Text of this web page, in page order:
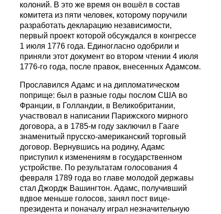
колоний. В это же время он вошёл в состав
комитета из пяти человек, которому поручили
разработать декларацию независимости,
первый проект которой обсуждался в конгрессе
1 июля 1776 года. Единогласно одобрили и
приняли этот документ во втором чтении 4 июля
1776-го года, после правок, внесенных Адамсом.
Прославился Адамс и на дипломатическом
поприще: был в разные годы послом США во
Франции, в Голландии, в Великобритании,
участвовал в написании Парижского мирного
договора, а в 1785-м году заключил в Гааге
знаменитый прусско-американский торговый
договор. Вернувшись на родину, Адамс
приступил к изменениям в государственном
устройстве. По результатам голосования 4
февраля 1789 года во главе молодой державы
стал Джордж Вашингтон. Адамс, получивший
вдвое меньше голосов, занял пост вице-
президента и поначалу играл незначительную